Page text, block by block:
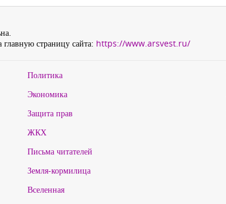
страницу сайта: https://www.arsvest.ru/
Политика
Экономика
Защита прав
ЖКХ
Письма читателей
Земля-кормилица
Вселенная